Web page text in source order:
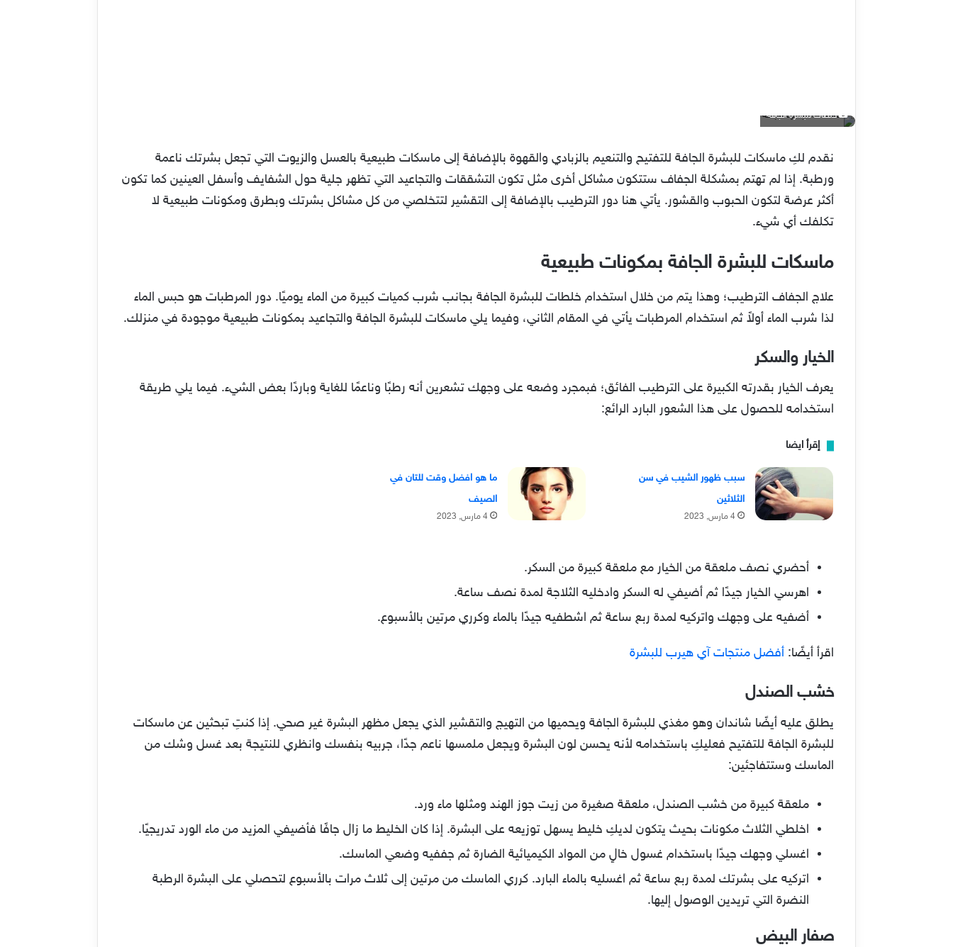
خلطات للبشرة الجافة
نقدم لكِ ماسكات للبشرة الجافة للتفتيح والتنعيم بالزبادي والقهوة بالإضافة إلى ماسكات طبيعية بالعسل والزيوت التي تجعل بشرتك ناعمة
ورطبة. إذا لم تهتم بمشكلة الجفاف ستتكون مشاكل أخرى مثل تكون التشققات والتجاعيد التي تظهر جلية حول الشفايف وأسفل العينين كما تكون
أكثر عرضة لتكون الحبوب والقشور. يأتي هنا دور الترطيب بالإضافة إلى التقشير لتتخلصي من كل مشاكل بشرتك وبطرق ومكونات طبيعية لا
تكلفك أي شيء.
ماسكات للبشرة الجافة بمكونات طبيعية
علاج الجفاف الترطيب؛ وهذا يتم من خلال استخدام خلطات للبشرة الجافة بجانب شرب كميات كبيرة من الماء يوميًا. دور المرطبات هو حبس الماء
لذا شرب الماء أولاً ثم استخدام المرطبات يأتي في المقام الثاني، وفيما يلي ماسكات للبشرة الجافة والتجاعيد بمكونات طبيعية موجودة في منزلك.
الخيار والسكر
يعرف الخيار بقدرته الكبيرة على الترطيب الفائق؛ فبمجرد وضعه على وجهك تشعرين أنه رطبًا وناعمًا للغاية وباردًا بعض الشيء. فيما يلي طريقة
استخدامه للحصول على هذا الشعور البارد الرائع:
إقرأ ايضا
سبب ظهور الشيب في سن
الثلاثين
4 مارس, 2023
ما هو افضل وقت للتان في
الصيف
4 مارس, 2023
أحضري نصف ملعقة من الخيار مع ملعقة كبيرة من السكر.
اهرسي الخيار جيدًا ثم أضيفي له السكر وادخليه الثلاجة لمدة نصف ساعة.
أضفيه على وجهك واتركيه لمدة ربع ساعة ثم اشطفيه جيدًا بالماء وكرري مرتين بالأسبوع.
اقرأ أيضًا: أفضل منتجات آي هيرب للبشرة
خشب الصندل
يطلق عليه أيضًا شاندان وهو مغذي للبشرة الجافة ويحميها من التهيج والتقشير الذي يجعل مظهر البشرة غير صحي. إذا كنتِ تبحثين عن ماسكات
للبشرة الجافة للتفتيح فعليكِ باستخدامه لأنه يحسن لون البشرة ويجعل ملمسها ناعم جدًا، جربيه بنفسك وانظري للنتيجة بعد غسل وشك من
الماسك وستتفاجئين:
ملعقة كبيرة من خشب الصندل، ملعقة صغيرة من زيت جوز الهند ومثلها ماء ورد.
اخلطي الثلاث مكونات بحيث يتكون لديكِ خليط يسهل توزيعه على البشرة. إذا كان الخليط ما زال جافًا فأضيفي المزيد من ماء الورد تدريجيًا.
اغسلي وجهك جيدًا باستخدام غسول خالٍ من المواد الكيميائية الضارة ثم جففيه وضعي الماسك.
اتركيه على بشرتك لمدة ربع ساعة ثم اغسليه بالماء البارد. كرري الماسك من مرتين إلى ثلاث مرات بالأسبوع لتحصلي على البشرة الرطبة
النضرة التي تريدين الوصول إليها.
صفار البيض